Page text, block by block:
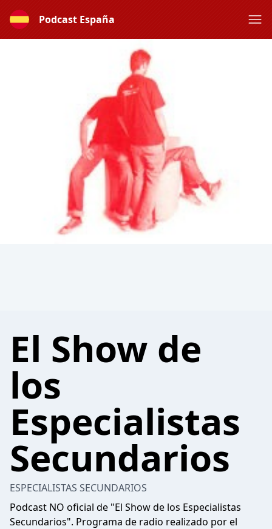
Podcast España
El Show de
los
Especialistas
Secundarios
ESPECIALISTAS SECUNDARIOS
Podcast NO oficial de "El Show de los Especialistas
Secundarios". Programa de radio realizado por el